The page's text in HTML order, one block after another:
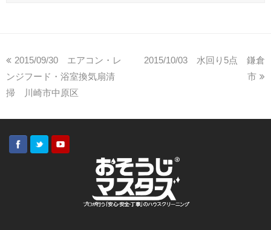
2015/09/30 エアコン・レ
ンジフード・浴室換気扇清
掃 川崎市中原区
2015/10/03 水回り5点 鎌倉
市